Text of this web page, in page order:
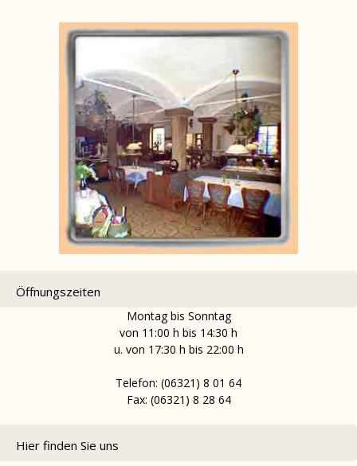
Öffnungszeiten
Montag bis Sonntag
von 11:00 h bis 14:30 h
u. von 17:30 h bis 22:00 h
Telefon: (06321) 8 01 64
Fax: (06321) 8 28 64
Hier finden Sie uns